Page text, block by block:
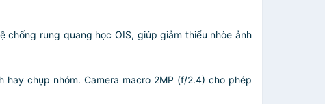
rung quang học OIS, giúp giảm thiểu nhòe ảnh
chụp nhóm. Camera macro 2MP (f/2.4) cho phép